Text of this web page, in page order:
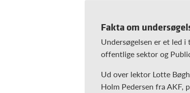
Fakta om
Undersøgelsen er et led
offentlige sektor og
Ud over lektor Lotte
Holm Pedersen fra AKF,